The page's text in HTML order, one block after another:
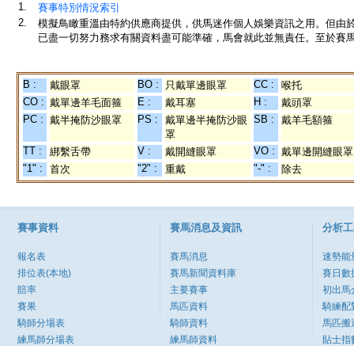
1.
賽事特別情況索引
2.
模擬鳥瞰重溫由特約供應商提供，供馬迷作個人娛樂資訊之用。但
已盡一切努力務求有關資料盡可能準確，馬會就此並無責任。至於賽
B : 戴眼罩 BO : 只戴單邊眼罩 CC :
喉托
CO : 戴單邊羊毛面箍 E : 戴耳塞 H :
戴頭罩
PC : 戴半掩防沙眼罩 PS :
戴單邊半掩防沙眼
罩
SB : 戴羊毛額箍
TT : 綁繫舌帶 V : 戴開縫眼罩 VO : 戴單邊開縫眼罩
"1" :
首次 "2" : 重戴 "-" : 除去
賽事資料
報名表
排位表(本地)
賠率
賽果
騎師分場表
練馬師分場表
賽馬消息及資訊
賽馬消息
賽馬新聞資料庫
主要賽事
馬匹資料
騎師資料
練馬師資料
分析
速勢能
賽日數
初出馬
騎練配
馬匹搬
貼士指